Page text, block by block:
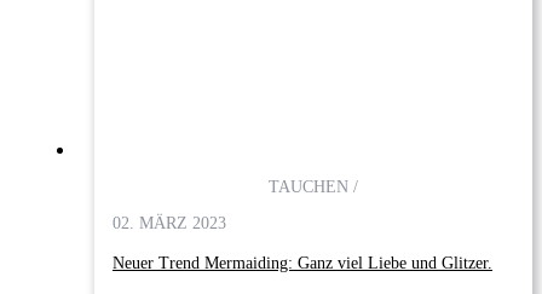
TAUCHEN /
02. MÄRZ 2023
Neuer Trend Mermaiding: Ganz viel Liebe und Glitzer.